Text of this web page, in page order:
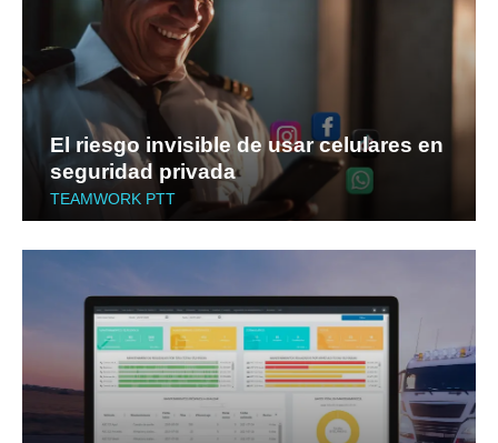
El riesgo invisible de usar celulares en
seguridad privada
TEAMWORK PTT